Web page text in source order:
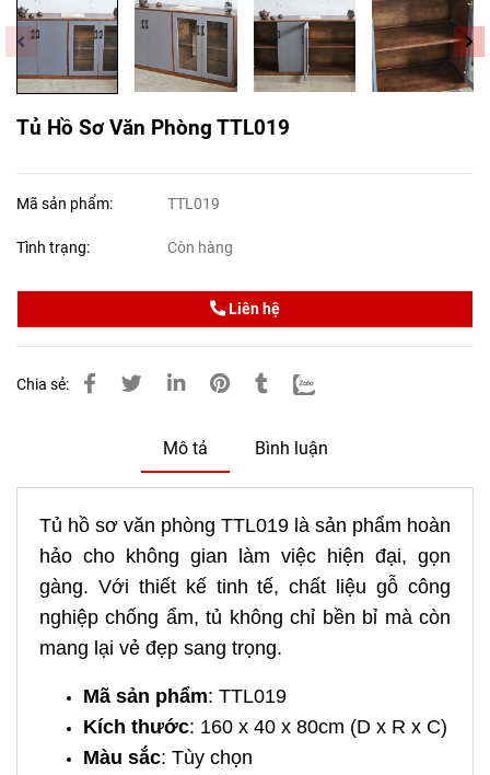
Tủ Hồ Sơ Văn Phòng TTL019
Mã sản phẩm: TTL019
Tình trạng: Còn hàng
Liên hệ
Chia sẻ:
Mô tả Bình luận
Tủ hồ sơ văn phòng TTL019 là sản phẩm hoàn
hảo cho không gian làm việc hiện đại, gọn
gàng. Với thiết kế tinh tế, chất liệu gỗ công
nghiệp chống ẩm, tủ không chỉ bền bỉ mà còn
mang lại vẻ đẹp sang trọng.
Mã sản phẩm: TTL019
Kích thước: 160 x 40 x 80cm (D x R x C)
Màu sắc: Tùy chọn